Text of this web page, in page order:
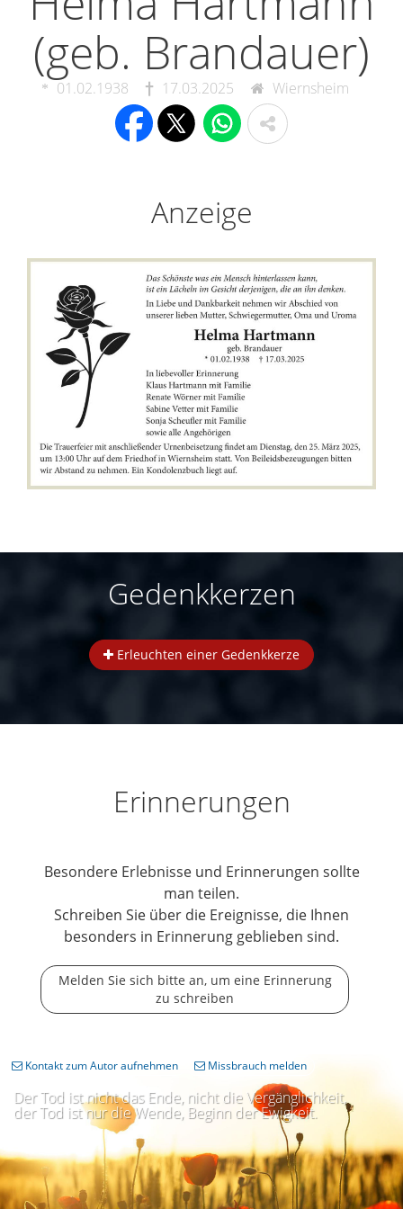
(geb. Brandauer)
01.02.1938 17.03.2025 Wiernsheim
Anzeige
Gedenkkerzen
Erleuchten einer Gedenkkerze
Erinnerungen
Besondere Erlebnisse und Erinnerungen sollte
man teilen.
Schreiben Sie über die Ereignisse, die Ihnen
besonders in Erinnerung geblieben sind.
Melden Sie sich bitte an, um eine Erinnerung
zu schreiben
Der Tod ist nicht das Ende, nicht die Vergänglichkeit,
der Tod ist nur die Wende, Beginn der Ewigkeit.
Kontakt zum Autor aufnehmen Missbrauch melden